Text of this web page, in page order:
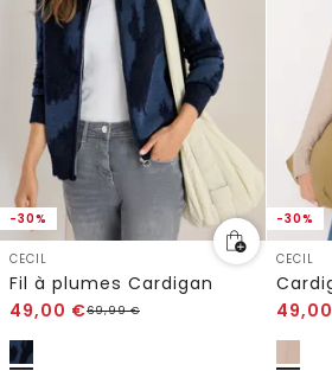
-30%
CECIL
Fil à plumes Cardigan
49,00 €69,99€
-30%
CECIL
49,00